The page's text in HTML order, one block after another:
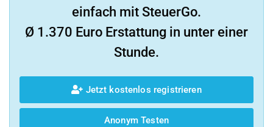
einfach mit SteuerGo.
Ø 1.370 Euro Erstattung in unter einer
Stunde.
Jetzt kostenlos registrieren
Anonym Testen